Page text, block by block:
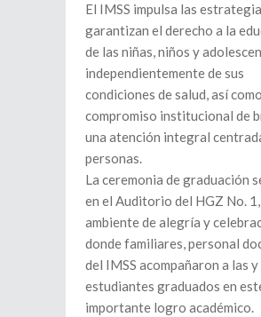
El IMSS impulsa las
garantizan el derecho a la
de las niñas, niños y
independientemente de sus
condiciones de salud, así
compromiso institucional de
una atención integral
personas.
La ceremonia de graduación
en el Auditorio del HGZ No. 1,
ambiente de alegría y
donde familiares, personal
del IMSS acompañaron a las y
estudiantes graduados en
importante logro académico.